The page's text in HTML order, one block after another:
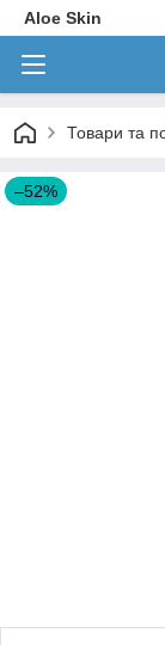
Aloe Skin
Товари та
–52%